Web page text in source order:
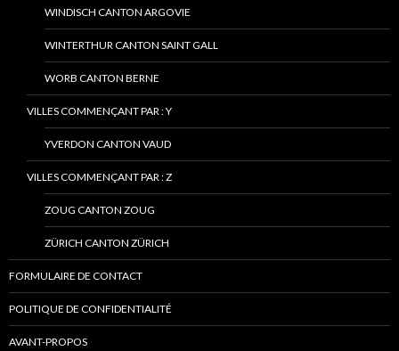
WINDISCH CANTON ARGOVIE
WINTERTHUR CANTON SAINT GALL
WORB CANTON BERNE
VILLES COMMENÇANT PAR : Y
YVERDON CANTON VAUD
VILLES COMMENÇANT PAR : Z
ZOUG CANTON ZOUG
ZÜRICH CANTON ZÜRICH
FORMULAIRE DE CONTACT
POLITIQUE DE CONFIDENTIALITÉ
AVANT-PROPOS